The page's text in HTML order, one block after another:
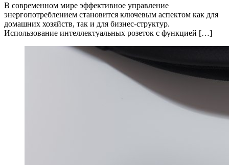
В современном мире эффективное управление
энергопотреблением становится ключевым аспектом как для
домашних хозяйств, так и для бизнес-структур.
Использование интеллектуальных розеток с функцией […]